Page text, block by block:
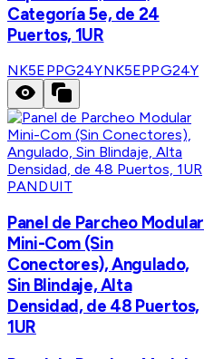
Categoría 5e, de 24
Puertos, 1UR
NK5EPPG24YNK5EPPG24Y
PANDUIT
Panel de Parcheo Modular
Mini-Com (Sin
Conectores), Angulado,
Sin Blindaje, Alta
Densidad, de 48 Puertos,
1UR